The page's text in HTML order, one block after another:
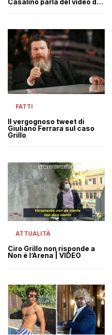
Casalino parla del video di
FATTI
Il vergognoso tweet di
Giuliano Ferrara sul caso
Grillo
ATTUALITÀ
Ciro Grillo non risponde a
Non è l’Arena | VIDEO